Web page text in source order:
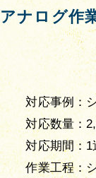
アナログ作
対応事例：
対応数量：
対応期間：1
作業工程：